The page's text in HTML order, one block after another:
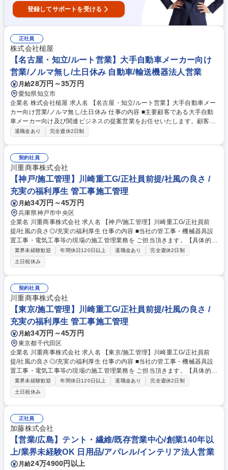
登録してサポートを受ける
正社員
株式会社槌屋
【名古屋・知立/ルート営業】大手自動車メーカー向け
営業/ノルマ無し/土日休み 自動車/輸送機器法人営業
月給28万円～35万円
愛知県知立市
企業名 株式会社槌屋 求人名 【名古屋・知立/ルート営業】大手自動車メー
カー向け営業/ノルマ無し/土日休み 仕事の内容 ■主要顧客である大手自動
車メーカー向け及び関連ビジネスの提案営業をお任せいたします。顧客と
の関係構築やニーズの掘り起こし、市況情報収集を通し槌屋の積み上げて
決・提案をすることができます。商談相手：顧客先の購買部門・設計部
門・技術開発部門・製造及び検査部門などが商談相手となります。 3～5
年以内を目安にチームマネジメントも対応いただきます。キャリアアップ
が明確なポジションとなります。 募集職種 【名古屋・知立/ルート営業】
大手自動車メーカー向け営業/ノルマ無し/土日休み
退職金あり 完全週休2日制
契約社員
川重商事株式会社
【神戸/施工管理】川崎重工G/正社員前提/社風の良さ /
充実の福利厚生 管工事施工管理
月給34万円～45万円
兵庫県神戸市中央区
企業名 川重商事株式会社 求人名 【神戸/施工管理】川崎重工G/正社員前
提/社風の良さ◎/充実の福利厚生 仕事の内容 ■当社の管工事・機械器具設
置工事・電気工事等の現場の施工管理業務を ご担当頂きます。【具体的に
は】■安全管理をメイン業務とし、その他工程管理、書類作成をご担当頂
きます。※当社では、下請け業者の選定や 工事計画等は営業が取り決めを
しております。※変更範囲:当社業務全般 【例】・管工事(オフィスビル等
におけえる空調機器設置工事等）・機械 機具設置工事(工場向けのボイラ
ー、ガスタービン、業務用クレーン等) ・電気工事(オフィスビル、データ
センター等における受変電設備、非常 用発電機の設置工事等）・その他※
ご経験に応じてご担当頂きます。 募集職種 【神戸/施工管理】川崎重工G/
正社員前提/社風の良さ◎/充実の福利厚生
業界未経験歓迎 年間休日120日以上 退職金あり
完全週休2日制
土日祝休み
契約社員
川重商事株式会社
【東京/施工管理】川崎重工G/正社員前提/社風の良さ /
充実の福利厚生 管工事施工管理
月給34万円～45万円
東京都千代田区
企業名 川重商事株式会社 求人名 【東京/施工管理】川崎重工G/正社員前
提/社風の良さ◎/充実の福利厚生 仕事の内容 ■当社の管工事・機械器具設
置工事・電気工事等の現場の施工管理業務を ご担当頂きます。【具体的に
は】■安全管理をメイン業務とし、その他工程管理、書類作成をご担当頂
きます。※当社では、下請け業者の選定や 工事計画等は営業が取り決めを
しております。※変更範囲:当社業務全般 【例】・管工事(オフィスビル等
におけえる空調機器設置工事等）・機械 機具設置工事(工場向けのボイラ
ー、ガスタービン、業務用クレーン等) ・電気工事(オフィスビル、データ
センター等における受変電設備、非常 用発電機の設置工事等）・その他※
ご経験に応じてご担当頂きます。 募集職種 【東京/施工管理】川崎重工G/
正社員前提/社風の良さ◎/充実の福利厚生
業界未経験歓迎 年間休日120日以上 退職金あり
完全週休2日制
土日祝休み
正社員
加藤株式会社
【営業/広島】テント・繊維/既存営業中心/創業140年以
上/業界未経験OK 日用品/アパレル/インテリア法人営業
月給24万4900円以上